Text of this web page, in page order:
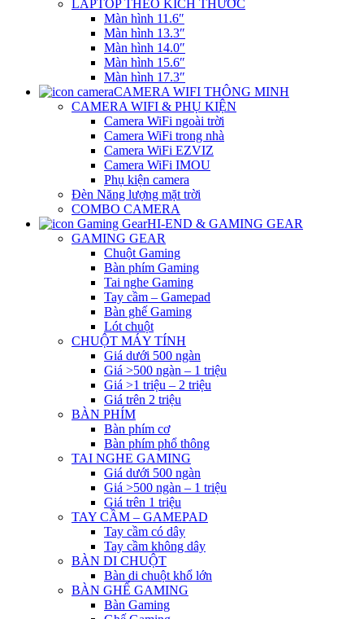
LAPTOP THEO KÍCH THƯỚC
Màn hình 11.6″
Màn hình 13.3″
Màn hình 14.0″
Màn hình 15.6″
Màn hình 17.3″
CAMERA WIFI THÔNG MINH
CAMERA WIFI & PHỤ KIỆN
Camera WiFi ngoài trời
Camera WiFi trong nhà
Camera WiFi EZVIZ
Camera WiFi IMOU
Phụ kiện camera
Đèn Năng lượng mặt trời
COMBO CAMERA
HI-END & GAMING GEAR
GAMING GEAR
Chuột Gaming
Bàn phím Gaming
Tai nghe Gaming
Tay cầm – Gamepad
Bàn ghế Gaming
Lót chuột
CHUỘT MÁY TÍNH
Giá dưới 500 ngàn
Giá >500 ngàn – 1 triệu
Giá >1 triệu – 2 triệu
Giá trên 2 triệu
BÀN PHÍM
Bàn phím cơ
Bàn phím phổ thông
TAI NGHE GAMING
Giá dưới 500 ngàn
Giá >500 ngàn – 1 triệu
Giá trên 1 triệu
TAY CẦM – GAMEPAD
Tay cầm có dây
Tay cầm không dây
BÀN DI CHUỘT
Bàn di chuột khổ lớn
BÀN GHẾ GAMING
Bàn Gaming